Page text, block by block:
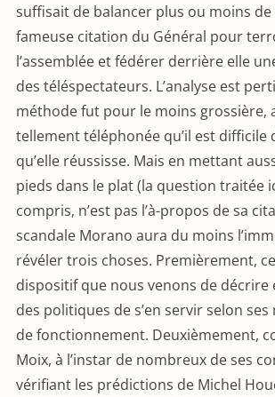
suffisait de balancer plus ou moins
fameuse citation du Général pour
l’assemblée et fédérer derrière elle
des téléspectateurs. L’analyse est
méthode fut pour le moins grossière,
tellement téléphonée qu’il est difficile
qu’elle réussisse. Mais en mettant
pieds dans le plat (la question traitée
compris, n’est pas l’à-propos de sa
scandale Morano aura du moins
révéler trois choses. Premièrement,
dispositif que nous venons de décrire
des politiques de s’en servir selon
de fonctionnement. Deuxièmement,
Moix, à l’instar de nombreux de ses
vérifiant les prédictions de Michel